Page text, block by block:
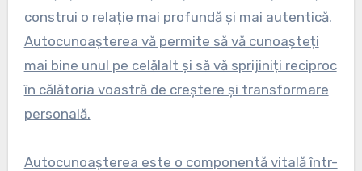
construi o relație mai profundă și mai autentică.
Autocunoașterea vă permite să vă cunoașteți
mai bine unul pe celălalt și să vă sprijiniți reciproc
în călătoria voastră de creștere și transformare
personală.
Autocunoașterea este o componentă vitală într-